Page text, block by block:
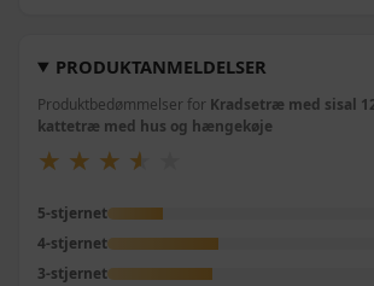
PRODUKTANMELDELSER
Produktbedømmelser for Kradsetræ med sisal
kattetræ med hus og hængekøje
★
★ ★
★ ★
★ ★
★
5-stjernet
4-stjernet
3-stjernet